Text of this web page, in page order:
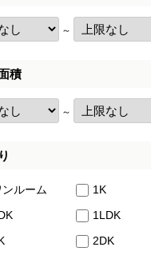
～
積
～
ンルーム
1K
1LDK
2DK